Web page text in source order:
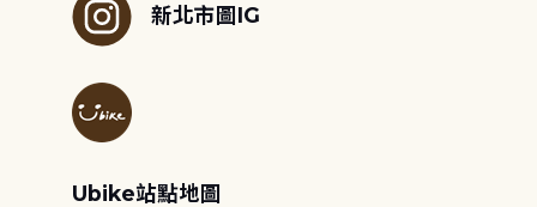
新北市圖IG
Ubike站點地圖